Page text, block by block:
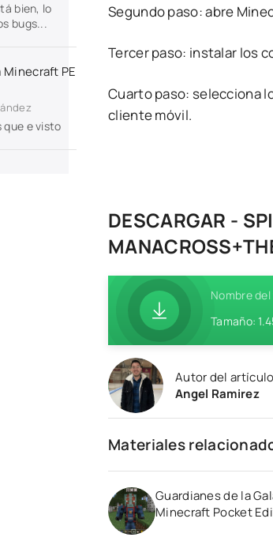
Segundo paso: abre
Tercer paso: instalar los
Cuarto paso: selecciona
cliente móvil.
DESCARGAR -
Nombre del
Tamaño:
Autor del artículo
Angel Ramirez
Materiales
Guardianes de la
Minecraft Pocket
bien, lo
bugs...
Minecraft PE
que e visto